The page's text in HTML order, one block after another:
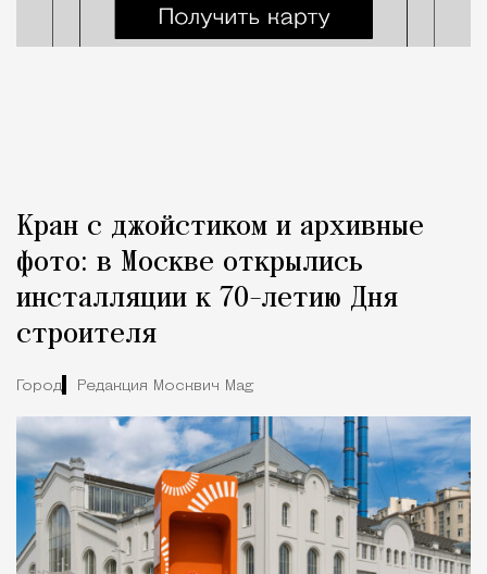
Кран с джойстиком и архивные
фото: в Москве открылись
инсталляции к 70-летию Дня
строителя
Город Редакция Москвич Mag